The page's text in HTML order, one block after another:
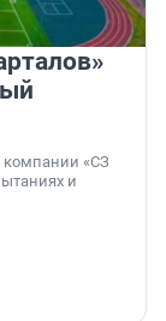
компании «СЗ
и